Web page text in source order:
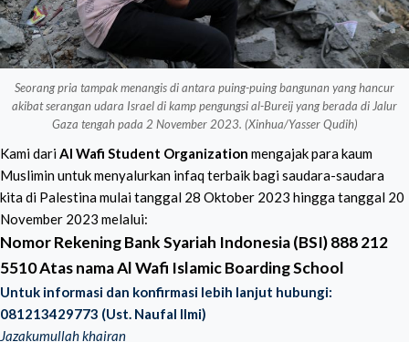
Seorang pria tampak menangis di antara puing-puing bangunan yang hancur
akibat serangan udara Israel di kamp pengungsi al-Bureij yang berada di Jalur
Gaza tengah pada 2 November 2023. (Xinhua/Yasser Qudih)
Kami dariAl Wafi Student Organization mengajak para kaum
Musliminuntuk menyalurkan infaq terbaik bagi saudara-saudara
kita di Palestinamulai tanggal 28 Oktober 2023 hingga tanggal 20
November 2023 melalui:
Nomor Rekening Bank Syariah Indonesia (BSI)888 212
5510Atas namaAl Wafi Islamic Boarding School
Untuk informasi dan konfirmasi lebih lanjut hubungi:
081213429773 (Ust. Naufal Ilmi)
Jazakumullah khairan